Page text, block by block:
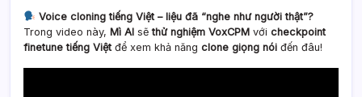
Voice cloning tiếng Việt – liệu đã “nghe như người thật”?
Trong video này, Mì AI sẽthử nghiệm VoxCPM với checkpoint
finetune tiếng Việt để xem khả năng clone giọng nói đến đâu!